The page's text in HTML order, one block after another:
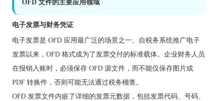
OFD 文件的主要应用领域
电子发票与财务凭证
电子发票是 OFD 应用最广泛的场景之一。自税务系统推广电子
发票以来，OFD 格式成为了发票交付的标准载体。企业财务人员
在报销入账时，必须保存 OFD 源文件，而不能仅保存图片或
PDF 转换件，否则可能无法通过税务稽查。
OFD 发票文件内嵌了详细的发票元数据，包括发票代码、号码、